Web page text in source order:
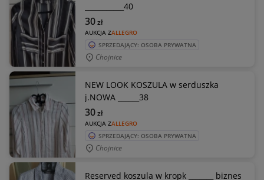
___________40
AUKCJA ZALLEGRO
30zł
SPRZEDAJĄCY: OSOBA PRYWATNA
Chojnice
NEW LOOK KOSZULA w serduszka
j.NOWA ______38
AUKCJA ZALLEGRO
30zł
SPRZEDAJĄCY: OSOBA PRYWATNA
Chojnice
Reserved koszula w kropk _______ biznes